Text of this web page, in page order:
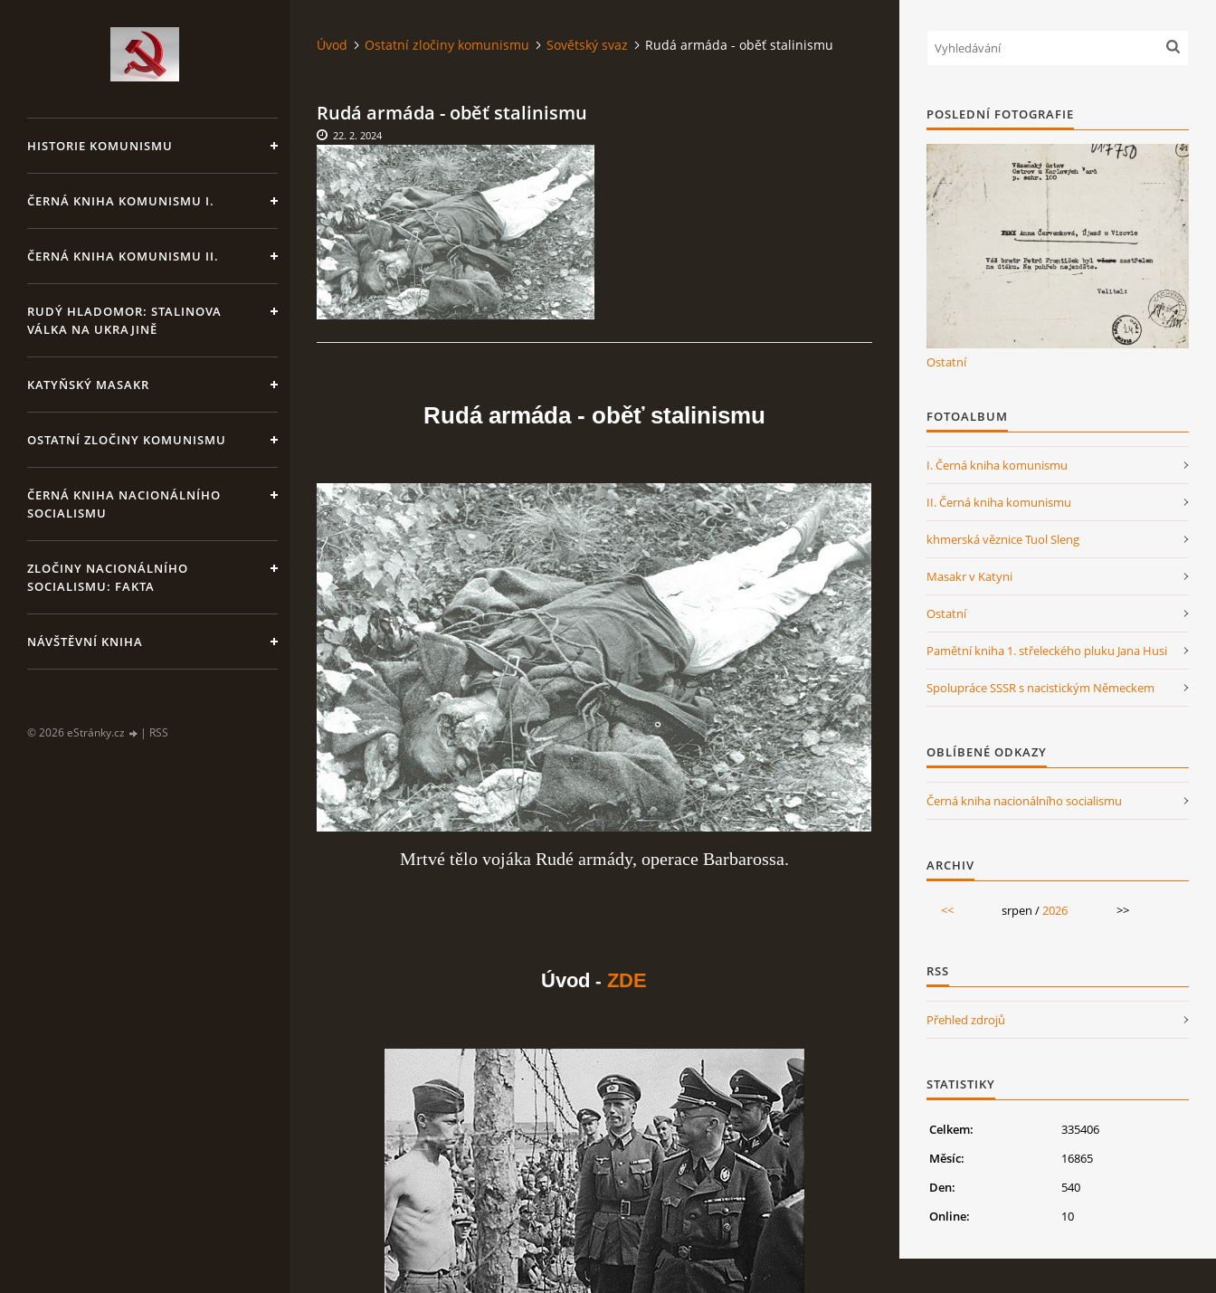
HISTORIE KOMUNISMU
ČERNÁ KNIHA KOMUNISMU I.
ČERNÁ KNIHA KOMUNISMU II.
RUDÝ HLADOMOR: STALINOVA
VÁLKA NA UKRAJINĚ
KATYŇSKÝ MASAKR
OSTATNÍ ZLOČINY KOMUNISMU
ČERNÁ KNIHA NACIONÁLNÍHO
SOCIALISMU
ZLOČINY NACIONÁLNÍHO
SOCIALISMU: FAKTA
NÁVŠTĚVNÍ KNIHA
© 2026 eStránky.cz | RSS
Úvod Ostatní zločiny komunismu Sovětský svaz Rudá armáda - oběť stalinismu
Rudá armáda - oběť stalinismu
22. 2. 2024
Rudá armáda - oběť stalinismu
Mrtvé tělo vojáka Rudé armády, operace Barbarossa.
Úvod - ZDE
POSLEDNÍ FOTOGRAFIE
Ostatní
FOTOALBUM
I. Černá kniha komunismu
II. Černá kniha komunismu
khmerská věznice Tuol Sleng
Masakr v Katyni
Ostatní
Pamětní kniha 1. střeleckého pluku Jana Husi
Spolupráce SSSR s nacistickým Německem
OBLÍBENÉ ODKAZY
Černá kniha nacionálního socialismu
ARCHIV
<< srpen /2026 >>
RSS
Přehled zdrojů
STATISTIKY
Online: 10
Celkem:
335406
Měsíc:
16865
Den:
540